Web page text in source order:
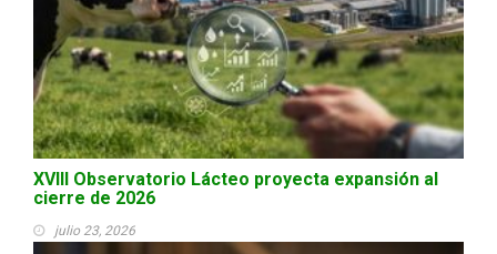
XVIII Observatorio Lácteo proyecta expansión al
cierre de 2026
julio 23, 2026